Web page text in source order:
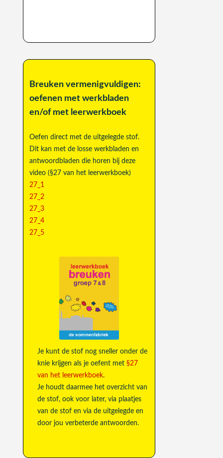
Breuken vermenigvuldigen:
oefenen met werkbladen
en/of met leerwerkboek
Oefen direct met de uitgelegde stof.
Dit kan met de losse werkbladen en
antwoordbladen die horen bij deze
video (§27 van het leerwerkboek)
27_1
27_2
27_3
27_4
27_5
Je kunt de stof nog sneller onder de
knie krijgen als je oefent met §27
van het leerwerkboek.
Je houdt daarmee het overzicht van
de stof, ook voor later, via plaatjes
van de stof en via de uitgelegde en
door jou verbeterde antwoorden.